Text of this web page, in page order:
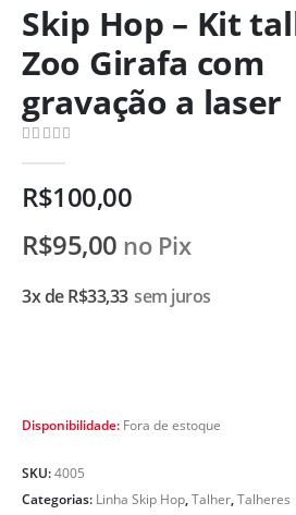
Skip Hop – Kit
Zoo Girafa com
gravação a laser
R$100,00
R$95,00 no Pix
3x deR$33,33 sem juros
Disponibilidade: Fora de estoque
SKU:4005
Categorias: Linha Skip Hop,Talher,Talheres